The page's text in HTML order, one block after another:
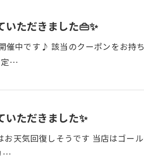
いただきました👜✨
催中です♪ 該当のクーポンをお
定…
いただきました✨
天気回復しそうです 当店はゴー
…